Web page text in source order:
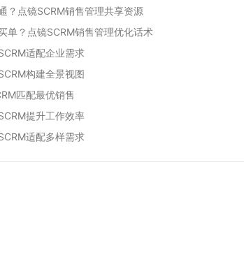
？点镜SCRM销售管理共享资源
单？点镜SCRM销售管理优化话术
适配企业需求
构建全景视图
匹配最优销售
提升工作效率
适配多样需求